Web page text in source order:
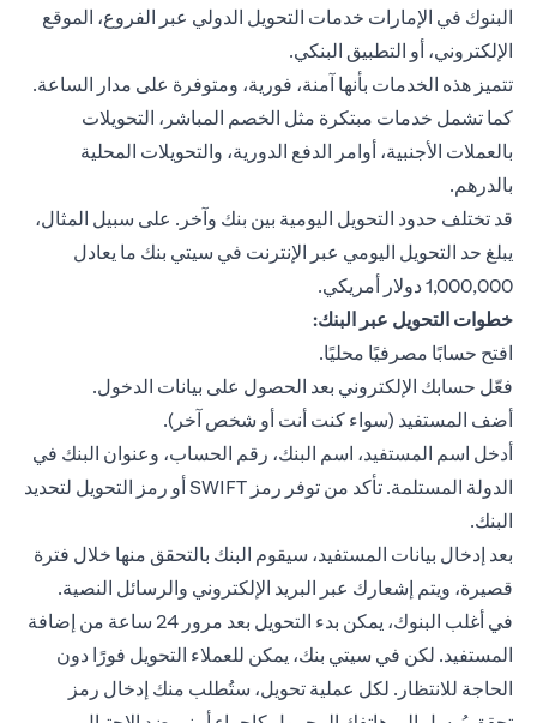
البنوك في الإمارات خدمات التحويل الدولي عبر الفروع، الموقع
الإلكتروني، أو التطبيق البنكي.
تتميز هذه الخدمات بأنها آمنة، فورية، ومتوفرة على مدار الساعة.
كما تشمل خدمات مبتكرة مثل الخصم المباشر، التحويلات
بالعملات الأجنبية، أوامر الدفع الدورية، والتحويلات المحلية
بالدرهم.
قد تختلف حدود التحويل اليومية بين بنك وآخر. على سبيل المثال،
يبلغ حد التحويل اليومي عبر الإنترنت في سيتي بنك ما يعادل
1,000,000 دولار أمريكي.
خطوات التحويل عبر البنك:
افتح حسابًا مصرفيًا محليًا.
فعّل حسابك الإلكتروني بعد الحصول على بيانات الدخول.
أضف المستفيد (سواء كنت أنت أو شخص آخر).
أدخل اسم المستفيد، اسم البنك، رقم الحساب، وعنوان البنك في
الدولة المستلمة. تأكد من توفر رمز SWIFT أو رمز التحويل لتحديد
البنك.
بعد إدخال بيانات المستفيد، سيقوم البنك بالتحقق منها خلال فترة
قصيرة، ويتم إشعارك عبر البريد الإلكتروني والرسائل النصية.
في أغلب البنوك، يمكن بدء التحويل بعد مرور 24 ساعة من إضافة
المستفيد. لكن في سيتي بنك، يمكن للعملاء التحويل فورًا دون
الحاجة للانتظار. لكل عملية تحويل، ستُطلب منك إدخال رمز